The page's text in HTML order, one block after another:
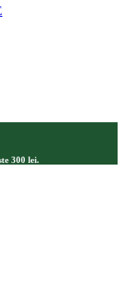
300 lei.